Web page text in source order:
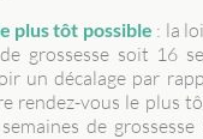
plus tôt possible : la
grossesse soit 16
un décalage par
rendez-vous le plus
de